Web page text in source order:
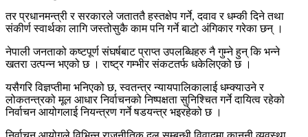
तर प्रधानमन्त्री र सरकारले जताततै हस्तक्षेप गर्ने, दवाव र धम्की दिने तथा
संकीर्ण स्वार्थका लागि जस्तोसुकै काम पनि गर्ने बाटो अंगिकार गरेका छन् ।
नेपाली जनताको कष्टपूर्ण संघर्षबाट प्राप्त उपलब्धिहरु नै गुम्ने हुन् कि भन्ने
खतरा उत्पन्न भएको छ । राष्ट्र गम्भीर संकटतर्फ धकेलिएको छ ।
यसैगरि विज्ञप्तीमा भनिएको छ, स्वतन्त्र न्यायपालिकालाई धम्क्याउने र
लोकतन्त्रको मूल आधार निर्वाचनको निष्पक्षता सुनिश्चित गर्ने दायित्व रहेको
निर्वाचन आयोगलाई नियन्त्रण गर्ने षडयन्त्र भइरहेको छ ।